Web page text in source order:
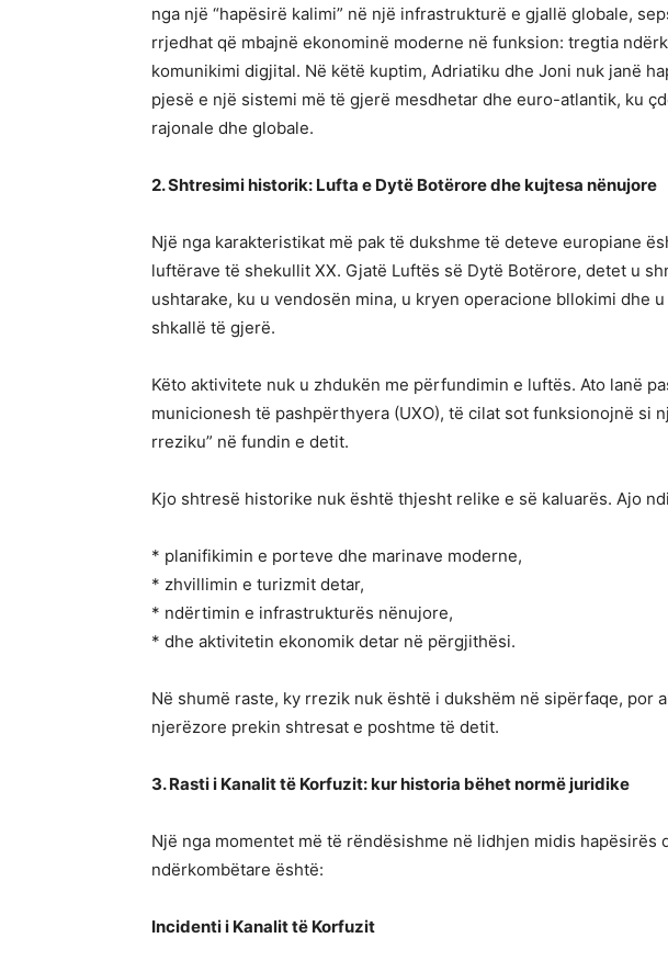
nga një “hapësirë kalimi” në një infrastrukturë e gjallë globale,
rrjedhat që mbajnë ekonominë moderne në funksion: tregtia
komunikimi digjital. Në këtë kuptim, Adriatiku dhe Joni nuk janë
pjesë e një sistemi më të gjerë mesdhetar dhe euro-atlantik, ku
rajonale dhe globale.
2. Shtresimi historik: Lufta e Dytë Botërore dhe kujtesa nënujore
Një nga karakteristikat më pak të dukshme të deteve europiane
luftërave të shekullit XX. Gjatë Luftës së Dytë Botërore, detet u
ushtarake, ku u vendosën mina, u kryen operacione bllokimi dhe
shkallë të gjerë.
Këto aktivitete nuk u zhdukën me përfundimin e luftës. Ato lanë
municionesh të pashpërthyera (UXO), të cilat sot funksionojnë si
rreziku” në fundin e detit.
Kjo shtresë historike nuk është thjesht relike e së kaluarës. Ajo
* planifikimin e porteve dhe marinave moderne,
* zhvillimin e turizmit detar,
* ndërtimin e infrastrukturës nënujore,
* dhe aktivitetin ekonomik detar në përgjithësi.
Në shumë raste, ky rrezik nuk është i dukshëm në sipërfaqe, por
njerëzore prekin shtresat e poshtme të detit.
3. Rasti i Kanalit të Korfuzit: kur historia bëhet normë juridike
Një nga momentet më të rëndësishme në lidhjen midis hapësirës
ndërkombëtare është:
Incidenti i Kanalit të Korfuzit